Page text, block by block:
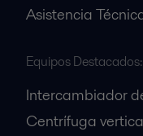
Asistencia
Equipos Destacados:
Intercambiador
Centrífuga